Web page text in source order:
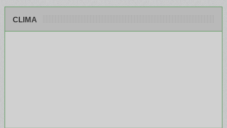
CLIMA